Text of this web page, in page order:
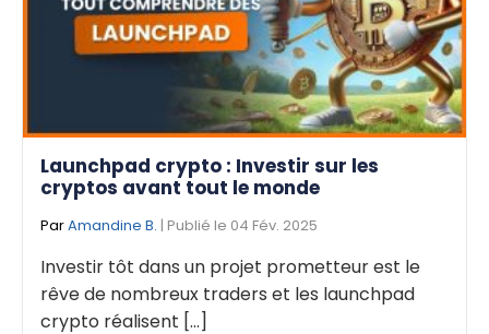
Launchpad crypto : Investir sur les
cryptos avant tout le monde
ParAmandine B. | Publié le 04 Fév. 2025
Investir tôt dans un projet prometteur est le
rêve de nombreux traders et les launchpad
crypto réalisent [...]